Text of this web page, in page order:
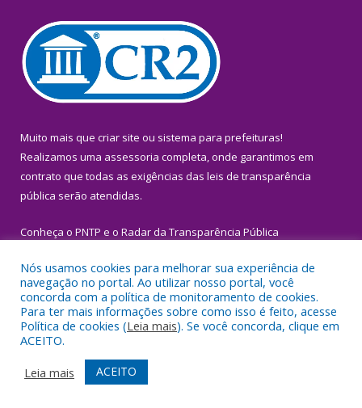
Muito mais que criar site ou sistema para prefeituras!
Realizamos uma assessoria completa, onde garantimos em
contrato que todas as exigências das leis de transparência
pública serão atendidas.
Conheça o PNTP e o Radar da Transparência Pública
Todos os direitos reservados a Prefeitura Municipal de Igarapé-
Miri.
Mapa do Site
Acessar Área Administrativa
Acessar Webmail
Nós usamos cookies para melhorar sua experiência de
navegação no portal. Ao utilizar nosso portal, você
concorda com a política de monitoramento de cookies.
Para ter mais informações sobre como isso é feito, acesse
Política de cookies (Leia mais). Se você concorda, clique em
ACEITO.
Leia mais
ACEITO